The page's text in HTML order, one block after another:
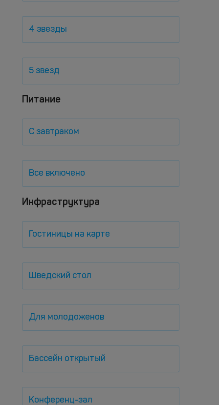
4 звезды
5 звезд
Питание
С завтраком
Все включено
Инфраструктура
Гостиницы на карте
Шведский стол
Для молодоженов
Бассейн открытый
Конференц-зал